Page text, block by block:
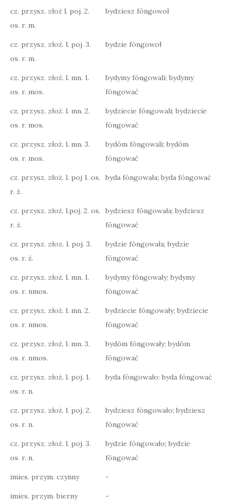
cz. przysz. złoż l. poj. 2.
os. r. m.
bydziesz fōngowoł
cz. przysz. złoż. l. poj. 3.
os. r. m.
bydzie fōngowoł
cz. przysz. złoż. l. mn. 1.
os. r. mos.
bydymy fōngowali; bydymy
fōngować
cz. przysz. złoż. l. mn. 2.
os. r. mos.
bydziecie fōngowali; bydziecie
fōngować
cz. przysz. złoż. l. mn. 3.
os. r. mos.
bydōm fōngowali; bydōm
fōngować
cz. przysz. złoż. l. poj 1. os.
r. ż.
byda fōngowała; byda fōngować
cz. przysz. złoż. l.poj. 2. os.
r. ż.
bydziesz fōngowała; bydziesz
fōngować
cz. przysz. złoz. l. poj. 3.
os. r. ż.
bydzie fōngowała; bydzie
fōngować
cz. przysz. złoż. l. mn. 1.
os. r. nmos.
bydymy fōngowały; bydymy
fōngować
cz. przysz. złoż. l. mn. 2.
os. r. nmos.
bydziecie fōngowały; bydziecie
fōngować
cz. przysz. złoż. l. mn. 3.
os. r. nmos.
bydōm fōngowały; bydōm
fōngować
cz. przysz. złoż. l. poj. 1.
os. r. n.
byda fōngowało: byda fōngować
cz. przysz. złoż. l. poj. 2.
os. r. n.
bydziesz fōngowało; bydziesz
fōngować
cz. przysz. złoż. l. poj. 3.
os. r. n.
bydzie fōngowało; bydzie
fōngować
imies. przym. czynny -
imies. przym. bierny -